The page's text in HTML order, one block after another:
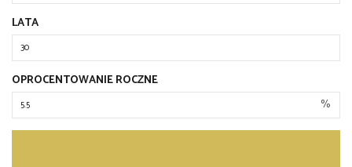
LATA
OPROCENTOWANIE ROCZNE
%